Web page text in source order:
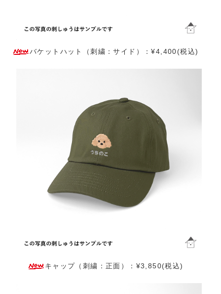
バケットハット（刺繍：サイド）：¥4,400(税込)
キャップ（刺繍：正面）：¥3,850(税込)